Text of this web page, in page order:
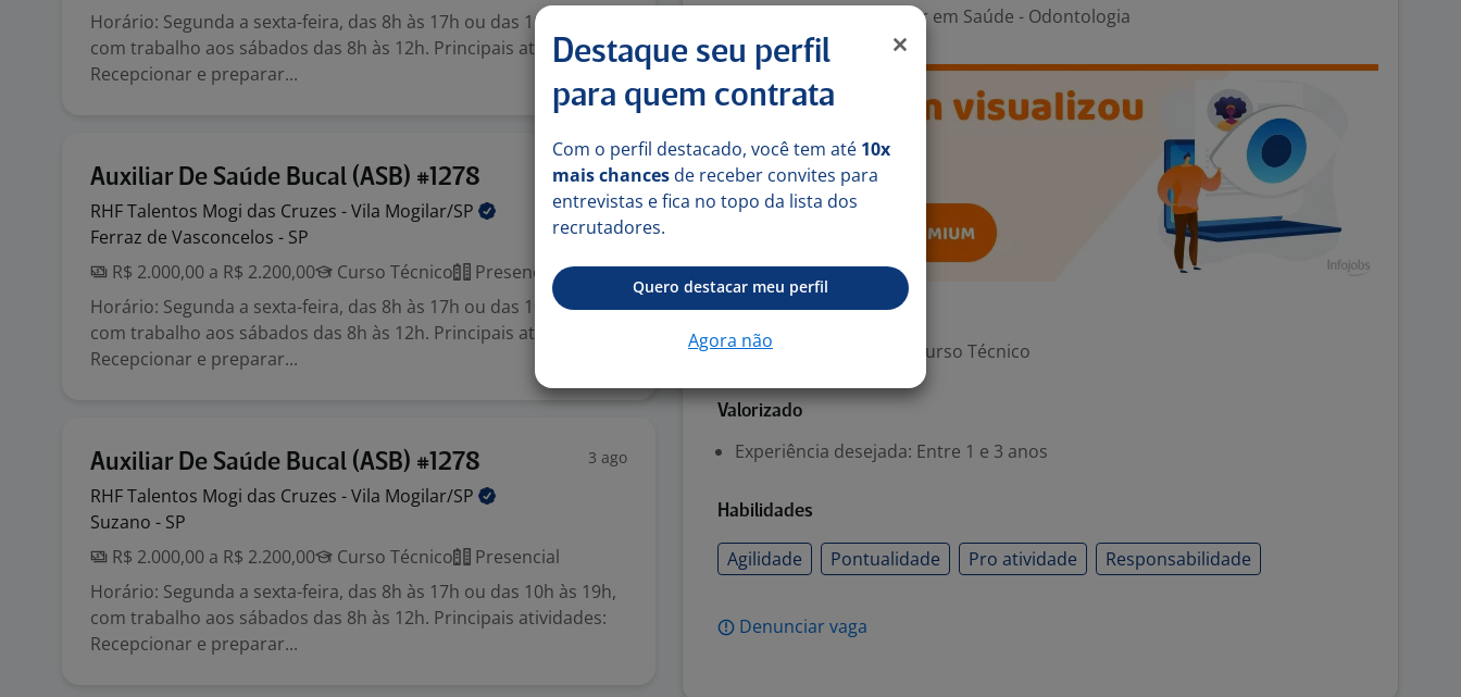
Horário: Segunda a sexta-feira, das 8h às 17h ou das 10h às 19h,
com trabalho aos sábados das 8h às 12h. Principais atividades:
Recepcionar e preparar...
Auxiliar De Saúde Bucal (ASB) #1278 3 ago
RHF Talentos Mogi das Cruzes - Vila Mogilar/SP
Ferraz de Vasconcelos - SP
R$ 2.000,00 a R$ 2.200,00
Curso Técnico
Presencial
Horário: Segunda a sexta-feira, das 8h às 17h ou das 10h às 19h,
com trabalho aos sábados das 8h às 12h. Principais atividades:
Recepcionar e preparar...
Auxiliar De Saúde Bucal (ASB) #1278 3 ago
RHF Talentos Mogi das Cruzes - Vila Mogilar/SP
Suzano - SP
R$ 2.000,00 a R$ 2.200,00
Curso Técnico
Presencial
Horário: Segunda a sexta-feira, das 8h às 17h ou das 10h às 19h,
com trabalho aos sábados das 8h às 12h. Principais atividades:
Recepcionar e preparar...
Auxiliar em Saúde - Odontologia
Exigências
Escolaridade Mínima: Curso Técnico
Valorizado
Experiência desejada: Entre 1 e 3 anos
Habilidades
Agilidade Pontualidade Pro atividade Responsabilidade
Denunciar vaga
Destaque seu perfil
para quem contrata
Com o perfil destacado, você tem até 10x
mais chances de receber convites para
entrevistas e fica no topo da lista dos
recrutadores.
Quero destacar meu perfil
Agora não